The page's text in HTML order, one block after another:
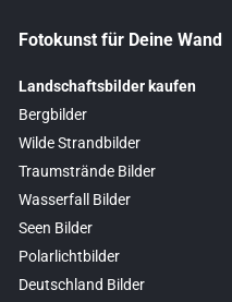
Fotokunst für Deine Wand
Landschaftsbilder kaufen
Bergbilder
Wilde Strandbilder
Traumstrände Bilder
Wasserfall Bilder
Seen Bilder
Polarlichtbilder
Deutschland Bilder